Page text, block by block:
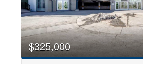
$325,000